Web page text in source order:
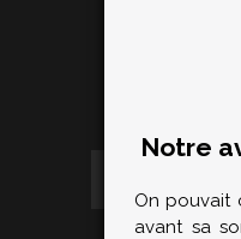
Notre
On pouvait
avant sa